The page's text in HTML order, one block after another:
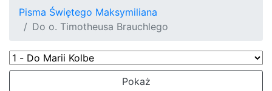
Pisma Świętego Maksymiliana
Do o. Timotheusa Brauchlego
Pokaż